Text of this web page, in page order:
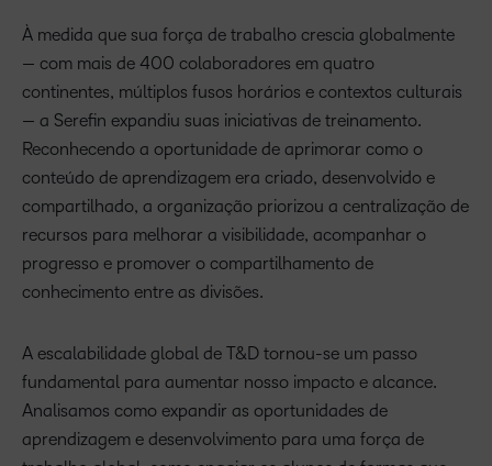
À medida que sua força de trabalho crescia globalmente
— com mais de 400 colaboradores em quatro
continentes, múltiplos fusos horários e contextos culturais
— a Serefin expandiu suas iniciativas de treinamento.
Reconhecendo a oportunidade de aprimorar como o
conteúdo de aprendizagem era criado, desenvolvido e
compartilhado, a organização priorizou a centralização de
recursos para melhorar a visibilidade, acompanhar o
progresso e promover o compartilhamento de
conhecimento entre as divisões.
A escalabilidade global de T&D tornou-se um passo
fundamental para aumentar nosso impacto e alcance.
Analisamos como expandir as oportunidades de
aprendizagem e desenvolvimento para uma força de